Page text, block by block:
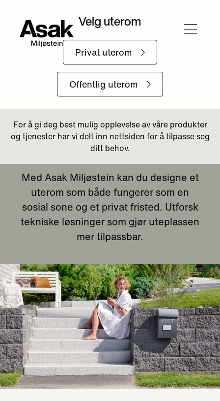
Skap et allsidig uterom
Med Asak Miljøstein kan du designe et
uterom som både fungerer som en
sosial sone og et privat fristed. Utforsk
tekniske løsninger som gjør uteplassen
mer tilpassbar.